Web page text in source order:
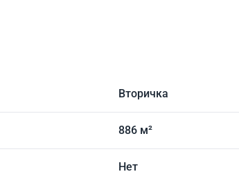
Вторичка
886 м²
Нет